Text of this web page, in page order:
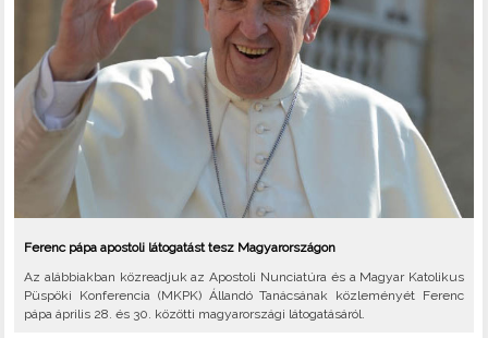
Ferenc pápa apostoli látogatást tesz Magyarországon
Az alábbiakban közreadjuk az Apostoli Nunciatúra és a Magyar Katolikus
Püspöki Konferencia (MKPK) Állandó Tanácsának közleményét Ferenc
pápa április 28. és 30. közötti magyarországi látogatásáról.